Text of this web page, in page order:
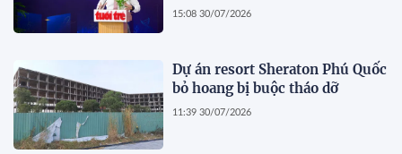
15:08 30/07/2026
Dự án resort Sheraton Phú Quốc
bỏ hoang bị buộc tháo dỡ
11:39 30/07/2026